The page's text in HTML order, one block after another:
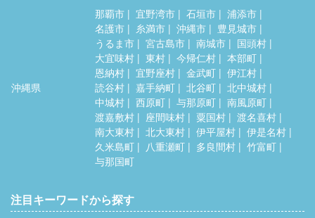
沖縄県
那覇市 宜野湾市 石垣市
浦添市
名護市
糸満市 沖縄市
豊見城市
うるま市
宮古島市 南城市
国頭村
大宜味村
東村 今帰仁村
本部町
恩納村
宜野座村 金武町
伊江村
読谷村
嘉手納町 北谷町
北中城村
中城村
西原町 与那原町
南風原町
渡嘉敷村
座間味村 粟国村
渡名喜村
南大東村
北大東村 伊平屋村
伊是名村
久米島町
八重瀬町 多良間村
竹富町
与那国町
注目キーワードから探す